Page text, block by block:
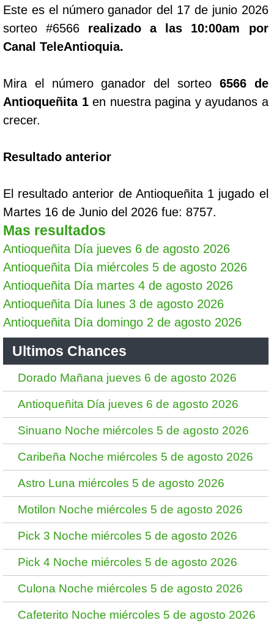
Este es el número ganador del 17 de junio 2026
sorteo #6566 realizado a las 10:00am por
Canal TeleAntioquia.
Mira el número ganador del sorteo 6566 de
Antioqueñita 1en nuestra pagina y ayudanos a
crecer.
Resultado anterior
El resultado anterior de Antioqueñita 1 jugado el
Martes 16 de Junio del 2026 fue: 8757.
Mas resultados
Antioqueñita Día jueves 6 de agosto 2026
Antioqueñita Día miércoles 5 de agosto 2026
Antioqueñita Día martes 4 de agosto 2026
Antioqueñita Día lunes 3 de agosto 2026
Antioqueñita Día domingo 2 de agosto 2026
Ultimos Chances
Dorado Mañana jueves 6 de agosto 2026
Antioqueñita Día jueves 6 de agosto 2026
Sinuano Noche miércoles 5 de agosto 2026
Caribeña Noche miércoles 5 de agosto 2026
Astro Luna miércoles 5 de agosto 2026
Motilon Noche miércoles 5 de agosto 2026
Pick 3 Noche miércoles 5 de agosto 2026
Pick 4 Noche miércoles 5 de agosto 2026
Culona Noche miércoles 5 de agosto 2026
Cafeterito Noche miércoles 5 de agosto 2026